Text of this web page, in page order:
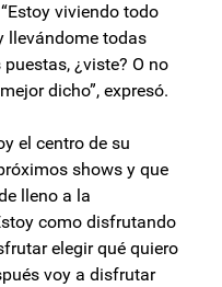
viviendo todo
llevándome todas
¿viste? O no
dicho”, expresó.
el centro de su
shows y que
lleno a la
como disfrutando
elegir qué quiero
voy a disfrutar